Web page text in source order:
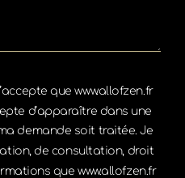
que www.allofzen.fr
d’apparaître dans une
demande soit traitée. Je
de consultation, droit
que www.allofzen.fr